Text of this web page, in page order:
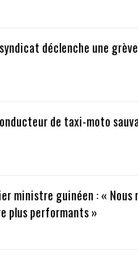
déclenche une
de taxi-moto
ministre guinéen : « Nous
plus performants »